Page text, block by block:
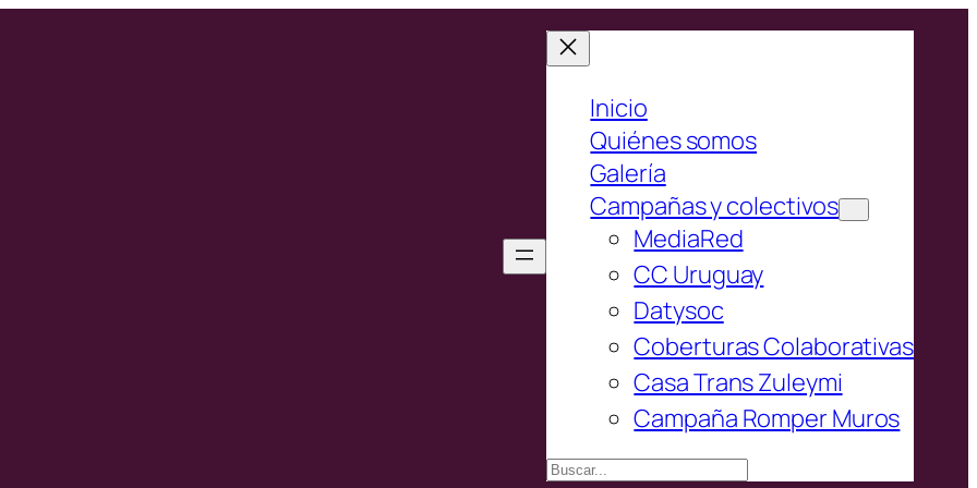
Inicio
Quiénes somos
Galería
Campañas y colectivos
MediaRed
CC Uruguay
Datysoc
Coberturas Colaborativas
Casa Trans Zuleymi
Campaña Romper Muros
Buscar